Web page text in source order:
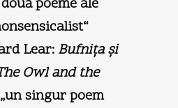
poeme ale
Lear: Bufniţa şi
Owl and the
singur poem